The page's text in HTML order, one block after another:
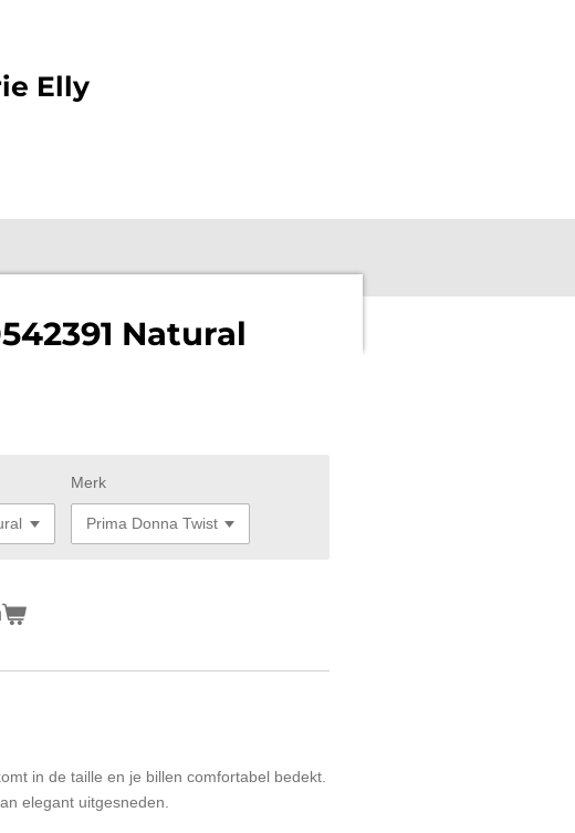
Elly
Natural
Merk
in de taille en je billen comfortabel bedekt.
elegant uitgesneden.